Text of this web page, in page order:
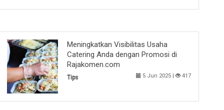
Meningkatkan Visibilitas Usaha
Catering Anda dengan Promosi di
Rajakomen.com
Tips 5 Jun 2025 | 417